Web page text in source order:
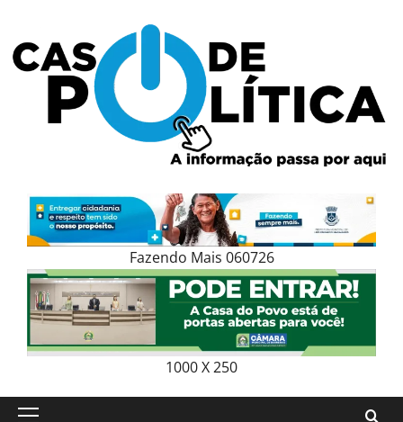
content
Fazendo Mais 060726
1000 X 250